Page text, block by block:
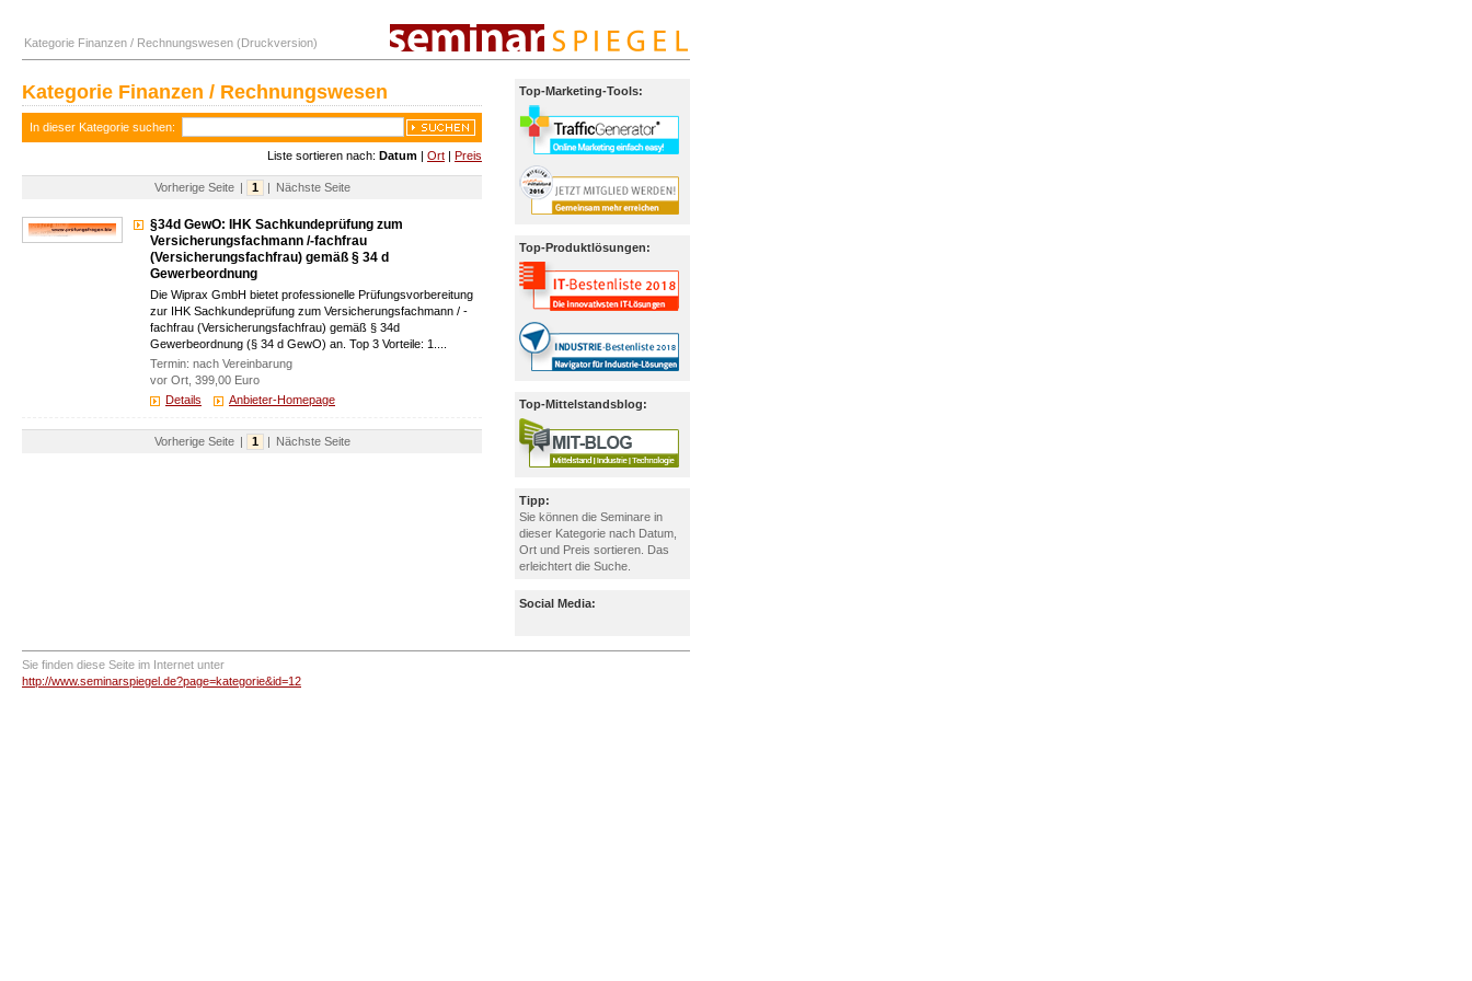
Kategorie Finanzen / Rechnungswesen (Druckversion)
Kategorie Finanzen / Rechnungswesen
In dieser Kategorie suchen:
Liste sortieren nach: Datum | Ort | Preis
Vorherige Seite | 1 | Nächste Seite
§34d GewO: IHK Sachkundeprüfung zum
Versicherungsfachmann /-fachfrau
(Versicherungsfachfrau) gemäß § 34 d
Gewerbeordnung
Die Wiprax GmbH bietet professionelle Prüfungsvorbereitung
zur IHK Sachkundeprüfung zum Versicherungsfachmann / -
fachfrau (Versicherungsfachfrau) gemäß § 34d
Gewerbeordnung (§ 34 d GewO) an. Top 3 Vorteile: 1....
Termin: nach Vereinbarung
vor Ort, 399,00 Euro
Details
Anbieter-Homepage
Vorherige Seite | 1 | Nächste Seite
Top-Marketing-Tools:
Top-Produktlösungen:
Top-Mittelstandsblog:
Tipp:
Sie können die Seminare in
dieser Kategorie nach Datum,
Ort und Preis sortieren. Das
erleichtert die Suche.
Social Media:
Sie finden diese Seite im Internet unter
http://www.seminarspiegel.de?page=kategorie&id=12